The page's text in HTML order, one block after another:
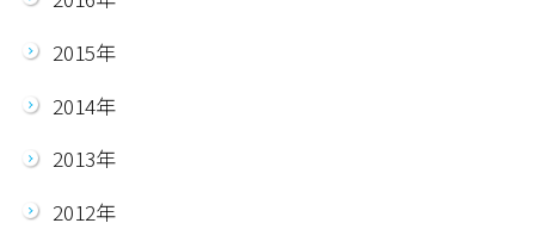
2015年
2014年
2013年
2012年